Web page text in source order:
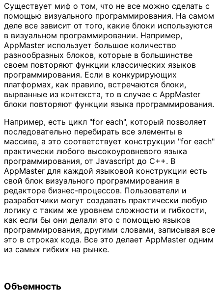
Существует миф о том, что не все можно сделать с
помощью визуального программирования. На самом
деле все зависит от того, какие блоки используются
в визуальном программировании. Например,
AppMaster использует большое количество
разнообразных блоков, которые в большинстве
своем повторяют функции классических языков
программирования. Если в конкурирующих
платформах, как правило, встречаются блоки,
вырванные из контекста, то в случае с AppMaster
блоки повторяют функции языка программирования.
Например, есть цикл "for each", который позволяет
последовательно перебирать все элементы в
массиве, а это соответствует конструкции "for each"
практически любого высокоуровневого языка
программирования, от Javascript до С++. В
AppMaster для каждой языковой конструкции есть
свой блок визуального программирования в
редакторе бизнес-процессов. Пользователи и
разработчики могут создавать практически любую
логику с таким же уровнем сложности и гибкости,
как если бы они делали это с помощью языков
программирования, другими словами, записывая все
это в строках кода. Все это делает AppMaster одним
из самых гибких на рынке.
Объемность